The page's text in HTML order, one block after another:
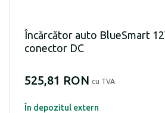
Încărcător auto BlueSmart
conector DC
525,81 RON cu TVA
În depozitul extern